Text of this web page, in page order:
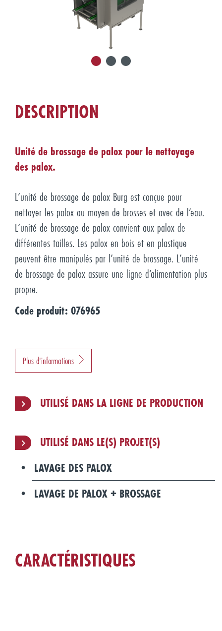
DESCRIPTION
Unité de brossage de palox pour le nettoyage
des palox.
L’unité de brossage de palox Burg est conçue pour
nettoyer les palox au moyen de brosses et avec de l’eau.
L’unité de brossage de palox convient aux palox de
différentes tailles. Les palox en bois et en plastique
peuvent être manipulés par l’unité de brossage. L’unité
de brossage de palox assure une ligne d’alimentation plus
propre.
Code produit: 076965
Plus d'informations
UTILISÉ DANS LA LIGNE DE PRODUCTION
UTILISÉ DANS LE(S) PROJET(S)
LAVAGE DES PALOX
LAVAGE DE PALOX + BROSSAGE
CARACTÉRISTIQUES